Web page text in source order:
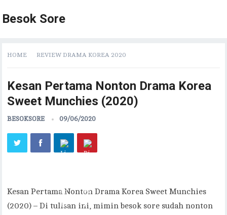
Besok Sore
HOME REVIEW DRAMA KOREA 2020
Kesan Pertama Nonton Drama Korea
Sweet Munchies (2020)
BESOKSORE 09/06/2020
Kesan Pertama Nonton Drama Korea Sweet Munchies
(2020) – Di tulisan ini, mimin besok sore sudah nonton